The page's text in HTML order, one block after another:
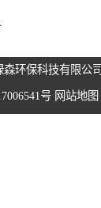
森环保科技有限公司
号 网站地图